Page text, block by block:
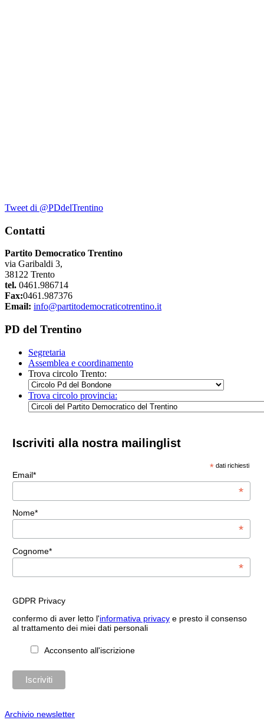
Tweet di @PDdelTrentino
Contatti
Partito Democratico Trentino
via Garibaldi 3,
38122 Trento
tel. 0461.986714
Fax:0461.987376
Email: info@partitodemocraticotrentino.it
PD del Trentino
Segretaria
Assemblea e coordinamento
Trova circolo Trento:
Trova circolo provincia:
Iscriviti alla nostra mailinglist
* dati richiesti
Email*
*
Nome*
*
Cognome*
*
GDPR Privacy
confermo di aver letto l'informativa privacye presto il consenso
al trattamento dei miei dati personali
Acconsento all'iscrizione
Archivio newsletter